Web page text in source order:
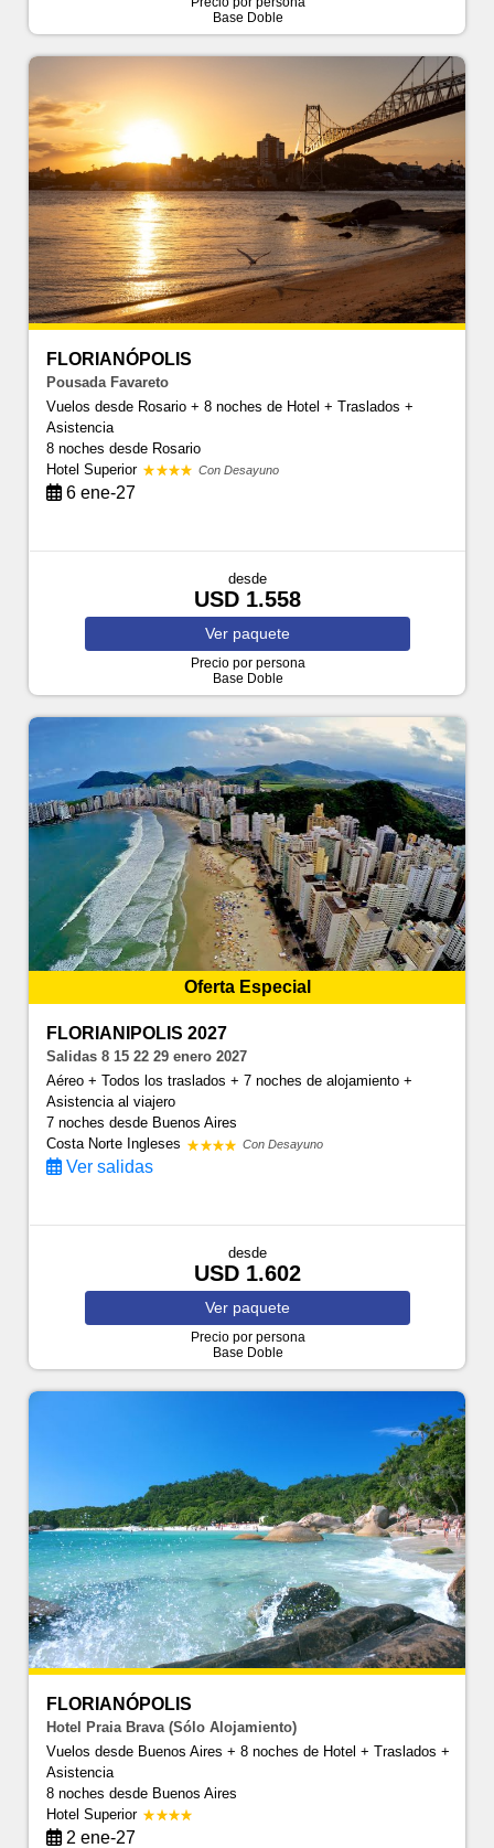
Base Doble
FLORIANÓPOLIS
Pousada Favareto
Vuelos desde Rosario + 8 noches de Hotel + Traslados +
Asistencia
8 nochesdesde Rosario
Hotel Superior
Con Desayuno
6 ene-27
desde
USD 1.558
Ver paquete
Precio por persona
Base Doble
Oferta Especial
FLORIANIPOLIS 2027
Salidas 8 15 22 29 enero 2027
Aéreo + Todos los traslados + 7 noches de alojamiento +
Asistencia al viajero
7 nochesdesde Buenos Aires
Costa Norte Ingleses
Con Desayuno
Ver salidas
desde
USD 1.602
Ver paquete
Precio por persona
Base Doble
FLORIANÓPOLIS
Hotel Praia Brava (Sólo Alojamiento)
Vuelos desde Buenos Aires + 8 noches de Hotel + Traslados +
Asistencia
8 nochesdesde Buenos Aires
Hotel Superior
2 ene-27